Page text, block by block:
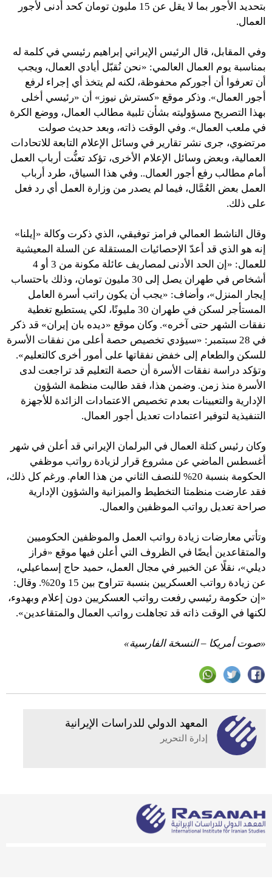
بتحديد الأجور بما لا يقل عن 15 مليون تومان كحد أدنى لأجور
العمال.
وفي المقابل، قال الرئيس الإيراني إبراهيم رئيسي في كلمة له
بمناسبة يوم العمال العالمي: «نحن نُقبّل أيادي العمال، ويجب
أن تعرفوا أن أجوركم محفوظة، لكنه لم يتخذ أي إجراء لرفع
أجور العمال». وذكر موقع «كسترش نيوز» أن «رئيسي أخلى
بهذا التصريح مسؤوليته بشأن تلبية مطالب العمال، ووضع الكرة
في ملعب العمال». وفي الوقت ذاته، وبعد حديث صولت
مرتضوي، جرى نشر تقارير في وسائل الإعلام التابعة للاتحادات
العمالية، وبعض وسائل الإعلام الأخرى، تؤكد تعنُّت أرباب العمل
أمام مطالب رفع أجور العمال.. وفي هذا السياق، طرد أرباب
العمل بعض العُمَّال، فيما لم يصدر من وزارة العمل أي رد فعل
على ذلك.
وقال الناشط العمالي فرامز توفيقي، الذي ذكرت وكالة «إيلنا»
إنه هو الذي قد أعدّ الإحصائيات المستقلة عن السلة المعيشية
للعمال: «إن الحد الأدنى لمصاريف عائلة مكونة من 3 أو 4
أشخاص في طهران يصل إلى 30 مليون تومان، وذلك باحتساب
إيجار المنزل»، وأضاف: «يجب أن يكون راتب أسرة العامل
المستأجر لسكن في طهران 30 مليونًا، لكي يستطيع تغطية
نفقات الشهر حتى آخره». وكان موقع «ديده بان إيران» قد ذكر
في 28 سبتمبر: «سيؤدي تخصيص حصة أعلى من نفقات الأسرة
للسكن والطعام إلى خفض نفقاتها على أمور أخرى كالتعليم».
وتؤكد دراسة نفقات الأسرة أن حصة التعليم قد تراجعت لدى
الأسرة منذ زمن. وضمن هذا، فقد طالبت منظمة الشؤون
الإدارية والتعيينات بعدم تخصيص الاعتمادات الزائدة للأجهزة
التنفيذية لتوفير اعتمادات تعديل أجور العمال.
وكان رئيس كتلة العمال في البرلمان الإيراني قد أعلن في شهر
أغسطس الماضي عن مشروع قرار لزيادة رواتب موظفي
الحكومة بنسبة 20% للنصف الثاني من هذا العام. ورغم كل ذلك،
فقد عارضت منظمتا التخطيط والميزانية والشؤون الإدارية
صراحة تعديل رواتب الموظفين والعمال.
وتأتي معارضات زيادة رواتب العمل والموظفين الحكوميين
والمتقاعدين أيضًا في الظروف التي أعلن فيها موقع «فراز
ديلي»، نقلًا عن الخبير في مجال العمل، حميد حاج إسماعيلي،
عن زيادة رواتب العسكريين بنسبة تتراوح بين 15 و20%. وقال:
«إن حكومة رئيسي رفعت رواتب العسكريين دون إعلام وبهدوء،
لكنها في الوقت ذاته قد تجاهلت رواتب العمال والمتقاعدين».
«صوت أمريكا – النسخة الفارسية»
المعهد الدولي للدراسات الإيرانية
إدارة التحرير